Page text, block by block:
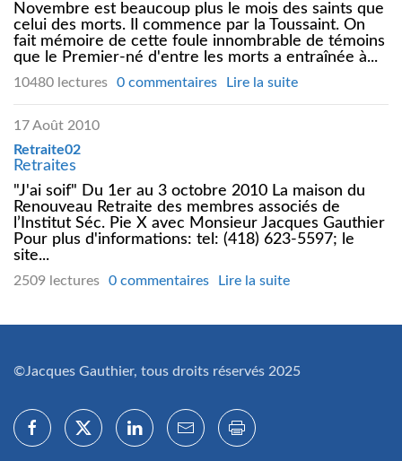
Novembre est beaucoup plus le mois des saints que
celui des morts. Il commence par la Toussaint. On
fait mémoire de cette foule innombrable de témoins
que le Premier-né d'entre les morts a entraînée à...
10480 lectures 0 commentaires Lire la suite
17 Août 2010
Retraite02
Retraites
"J'ai soif" Du 1er au 3 octobre 2010 La maison du
Renouveau Retraite des membres associés de
l’Institut Séc. Pie X avec Monsieur Jacques Gauthier
Pour plus d'informations: tel: (418) 623-5597; le
site...
2509 lectures 0 commentaires Lire la suite
©Jacques Gauthier, tous droits réservés 2025